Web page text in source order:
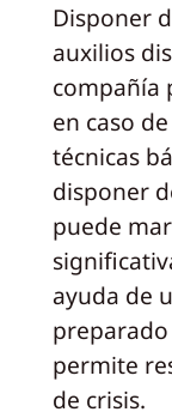
Disponer
auxilios
compañía
en caso
técnicas
disponer
puede
ayuda de
permite
de crisis.